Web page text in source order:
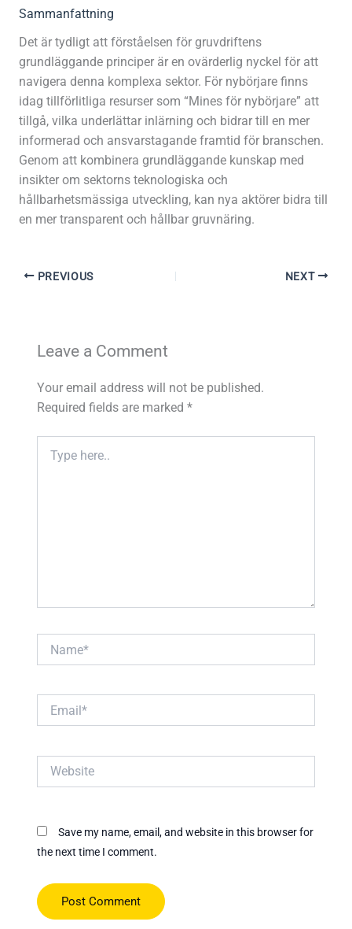
Sammanfattning
Det är tydligt att förståelsen för gruvdriftens
grundläggande principer är en ovärderlig nyckel för att
navigera denna komplexa sektor. För nybörjare finns
idag tillförlitliga resurser som “Mines för nybörjare” att
tillgå, vilka underlättar inlärning och bidrar till en mer
informerad och ansvarstagande framtid för branschen.
Genom att kombinera grundläggande kunskap med
insikter om sektorns teknologiska och
hållbarhetsmässiga utveckling, kan nya aktörer bidra till
en mer transparent och hållbar gruvnäring.
PREVIOUS NEXT
Leave a Comment
Your email address will not be published.
Required fields are marked*
here..
Save my name, email, and website in this browser for
the next time I comment.